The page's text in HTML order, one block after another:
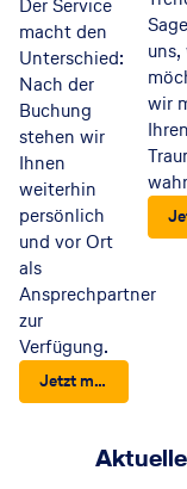
Der Service
macht den
Unterschied:
Nach der
Buchung
stehen wir
Ihnen
weiterhin
persönlich
und vor Ort
als
Ansprechpartner
zur
Verfügung.
Jetzt mehr erfahren
uns,
wir
Ihren